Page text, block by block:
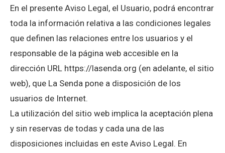
En el presente Aviso Legal, el Usuario, podrá encontrar
toda la información relativa a las condiciones legales
que definen las relaciones entre los usuarios y el
responsable de la página web accesible en la
dirección URL https://lasenda.org (en adelante, el sitio
web), que La Senda pone a disposición de los
usuarios de Internet.
La utilización del sitio web implica la aceptación plena
y sin reservas de todas y cada una de las
disposiciones incluidas en este Aviso Legal. En